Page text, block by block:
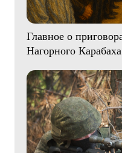
Главное о
Нагорного Карабаха